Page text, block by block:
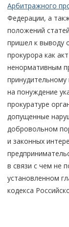
Арбитражного
Федерации, а
положений
пришел к выводу
прокурора как
ненормативным
на понуждение
прокуратуре
допущенные
добровольном
и законных
в связи с чем не
установленном
кодекса